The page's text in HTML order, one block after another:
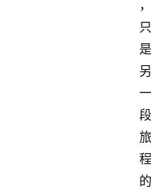
，
只
是
另
一
段
旅
程
的